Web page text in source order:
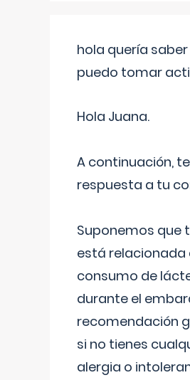
hola quería saber
puedo tomar
Hola Juana.
A continuación,
respuesta a tu
Suponemos que
está relacionada
consumo de
durante el
recomendación
si no tienes
alergia o